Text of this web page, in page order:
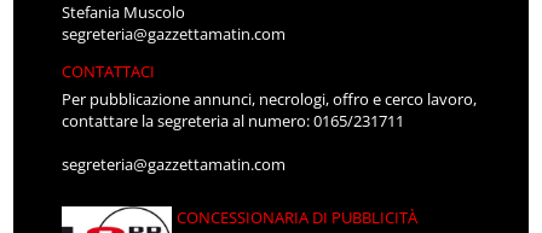
Stefania Muscolo
segreteria@gazzettamatin.com
CONTATTACI
Per pubblicazione annunci, necrologi, offro e cerco lavoro,
contattare la segreteria al numero: 0165/231711
segreteria@gazzettamatin.com
CONCESSIONARIA DI PUBBLICITÀ